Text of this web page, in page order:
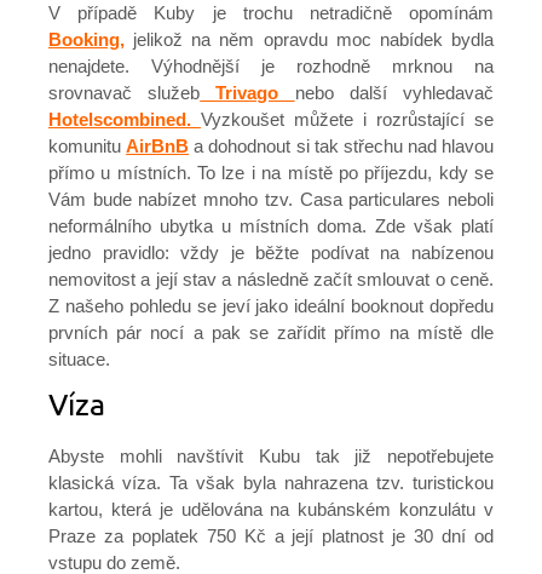
V případě Kuby je trochu netradičně opomínám
Booking, jelikož na něm opravdu moc nabídek bydla
nenajdete. Výhodnější je rozhodně mrknou na
srovnavač služeb Trivago nebo další vyhledavač
Hotelscombined. Vyzkoušet můžete i rozrůstající se
komunituAirBnB a dohodnout si tak střechu nad hlavou
přímo u místních. To lze i na místě po příjezdu, kdy se
Vám bude nabízet mnoho tzv. Casa particulares neboli
neformálního ubytka u místních doma. Zde však platí
jedno pravidlo: vždy je běžte podívat na nabízenou
nemovitost a její stav a následně začít smlouvat o ceně.
Z našeho pohledu se jeví jako ideální booknout dopředu
prvních pár nocí a pak se zařídit přímo na místě dle
situace.
Víza
Abyste mohli navštívit Kubu tak již nepotřebujete
klasická víza. Ta však byla nahrazena tzv. turistickou
kartou, která je udělována na kubánském konzulátu v
Praze za poplatek 750 Kč a její platnost je 30 dní od
vstupu do země.